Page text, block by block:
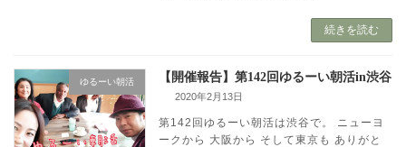
続きを読む
ゆるーい朝活 【開催報告】第142回ゆるーい朝活in渋谷
2020年2月13日
第142回ゆるーい朝活は渋谷で。 ニューヨ
ークから 大阪から そして東京も ありがと